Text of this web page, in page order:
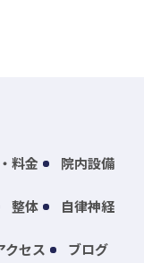
料金 院内設備
整体 自律神経
クセス ブログ